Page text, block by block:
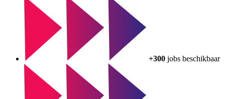
+300 jobs beschikbaar